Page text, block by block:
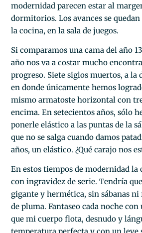
modernidad parecen estar al
dormitorios. Los avances se
la cocina, en la sala de juegos.
Si comparamos una cama del año
año nos va a costar mucho
progreso. Siete siglos muertos, a la
en donde únicamente hemos
mismo armatoste horizontal con
encima. En setecientos años, sólo
ponerle elástico a las puntas de la
que no se salga cuando damos
años, un elástico. ¿Qué carajo nos
En estos tiempos de modernidad la
con ingravidez de serie. Tendría
gigante y hermética, sin sábanas
de pluma. Fantaseo cada noche
que mi cuerpo flota, desnudo y